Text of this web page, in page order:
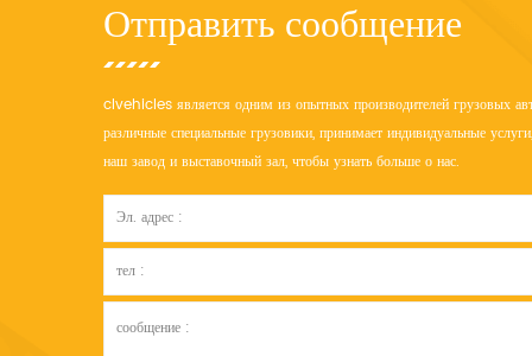
Отправить сообщение
clvehicles является одним из опытных производителей грузовых
различные специальные грузовики, принимает индивидуальные
наш завод и выставочный зал, чтобы узнать больше о нас.